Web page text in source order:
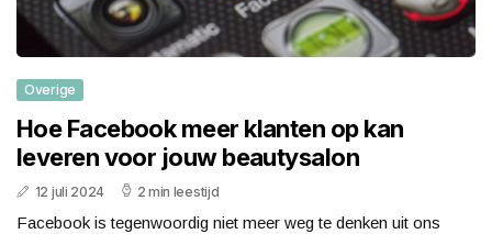
Overige
Hoe Facebook meer klanten op kan
leveren voor jouw beautysalon
12 juli 2024 2 min leestijd
Facebook is tegenwoordig niet meer weg te denken uit ons